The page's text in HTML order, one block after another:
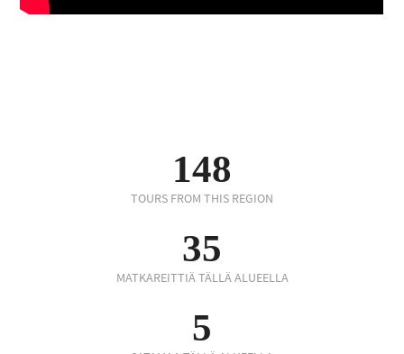
148
TOURS FROM THIS REGION
35
MATKAREITTIÄ TÄLLÄ ALUEELLA
5